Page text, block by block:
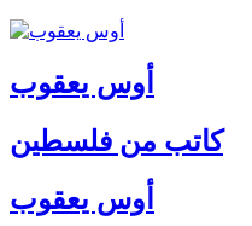
أوس يعقوب
كاتب من فلسطين
أوس يعقوب